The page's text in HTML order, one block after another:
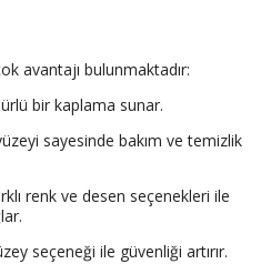
avantajı bulunmaktadır:
bir kaplama sunar.
sayesinde bakım ve temizlik
renk ve desen seçenekleri ile
seçeneği ile güvenliği artırır.